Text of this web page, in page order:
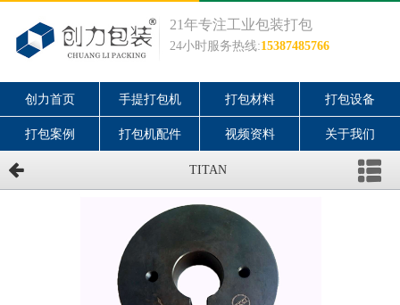
21年专注工业包装打包
24小时服务热线:15387485766
创力首页 手提打包机 打包材料 打包设备
打包案例 打包机配件 视频资料 关于我们
TITAN